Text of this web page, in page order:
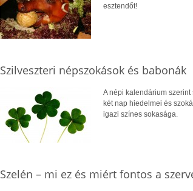
esztendőt!
Szilveszteri népszokások és babonák
A népi kalendárium
két nap hiedelmei és
igazi színes sokasága.
Szelén – mi ez és miért fontos a